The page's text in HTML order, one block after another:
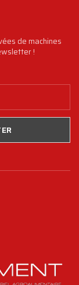
de machines
!